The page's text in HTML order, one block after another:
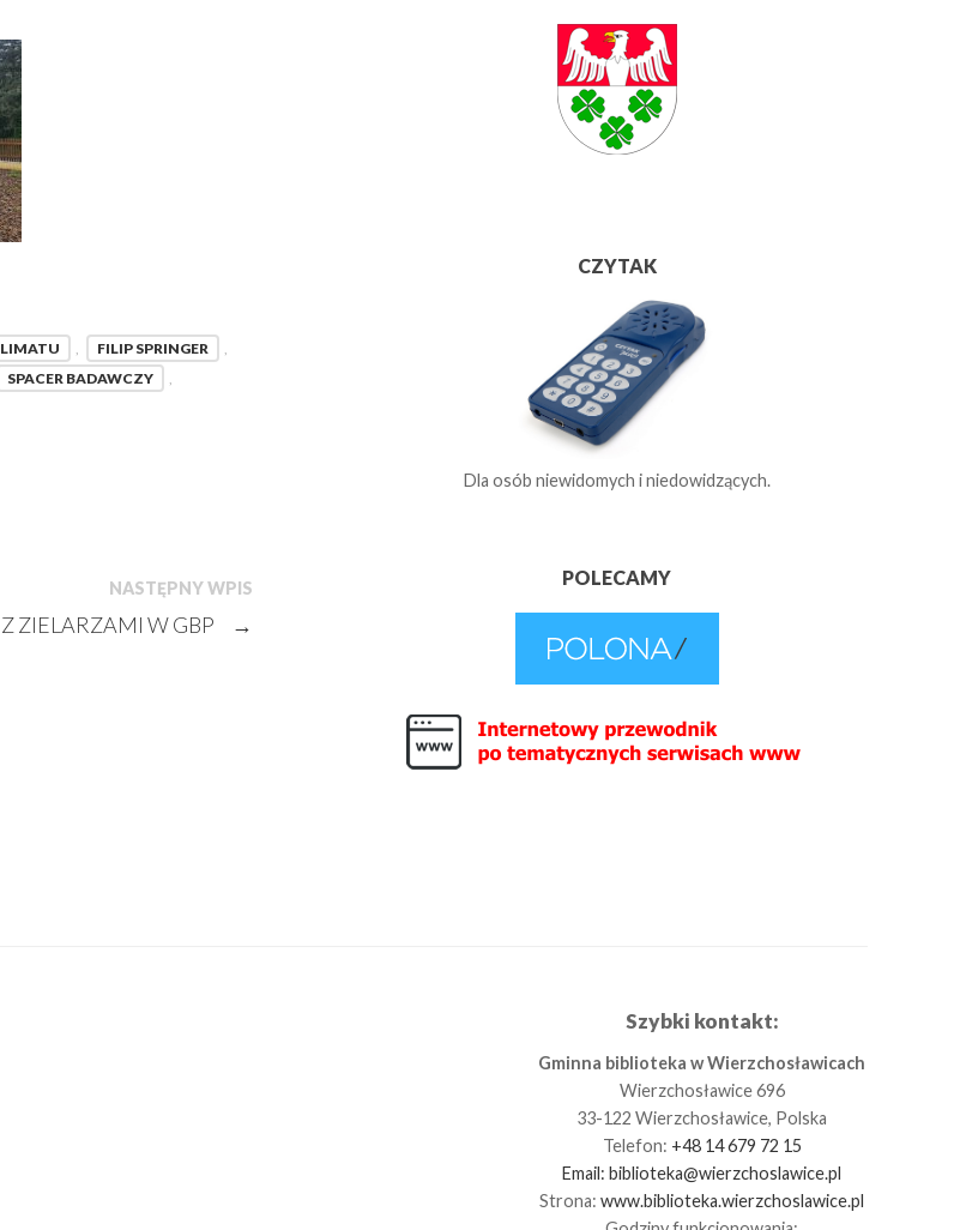
, FILIP SPRINGER
,
SPACER BADAWCZY
,
NASTĘPNY WPIS
ZIELARZAMI W GBP →
CZYTAK
Dla osób niewidomych i niedowidzących.
POLECAMY
Szybki kontakt:
Gminna biblioteka w Wierzchosławicach
Wierzchosławice 696
33-122 Wierzchosławice, Polska
Telefon: +48 14 679 72 15
Email:biblioteka@wierzchoslawice.pl
Strona:www.biblioteka.wierzchoslawice.pl